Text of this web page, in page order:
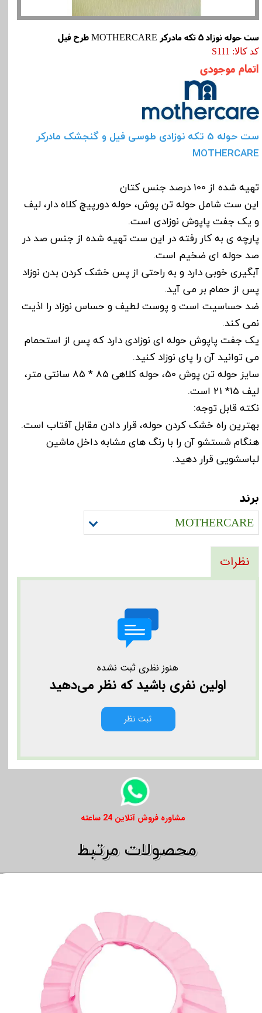
ست حوله نوزاد 5 تکه مادرکر MOTHERCARE طرح فیل
کد کالا: S111
اتمام موجودی
ست حوله 5 تکه نوزادی طوسی فیل و گنجشک مادرکر
MOTHERCARE
تهیه شده از 100 درصد جنس کتان
این ست شامل حوله تن پوش، حوله دورپیچ کلاه دار، لیف
و یک جفت پاپوش نوزادی است.
پارچه ی به کار رفته در این ست تهیه شده از جنس صد در
صد حوله ای ضخیم است.
آبگیری خوبی دارد و به راحتی از پس خشک کردن بدن نوزاد
پس از حمام بر می آید.
ضد حساسیت است و پوست لطیف و حساس نوزاد را اذیت
نمی کند.
یک جفت پاپوش حوله ای نوزادی دارد که پس از استحمام
می توانید آن را پای نوزاد کنید.
سایز حوله تن پوش 50، حوله کلاهی 85 * 85 سانتی متر،
لیف 15* 21 است.
نکته قابل توجه:
بهترین راه خشک کردن حوله، قرار دادن مقابل آفتاب است.
هنگام شستشو آن را با رنگ های مشابه داخل ماشین
لباسشویی قرار دهید.
برند
MOTHERCARE
نظرات
هنوز نظری ثبت نشده
اولین نفری باشید که نظر می‌دهید
ثبت نظر
​​مشاوره فروش آنلاین 24 ساعته
​​محصولات مرتبط